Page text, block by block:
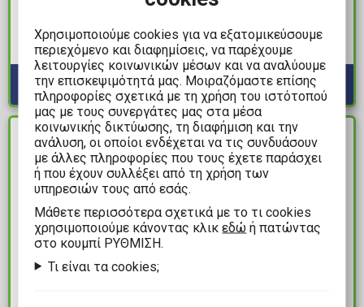
& Gojo Black T-Shirt (L)
Διαθέσιμα: 10+
Friends - Hello Kitty
Fluffy Πορτοφόλι
Διαθέσιμα: 3
ΔΙΑΘΕΣΙΜΟ ΔΙΑΘΕΣΙΜΟ
Χρησιμοποιούμε cookies για να εξατομικεύσουμε
περιεχόμενο και διαφημίσεις, να παρέχουμε
λειτουργίες κοινωνικών μέσων και να αναλύουμε
την επισκεψιμότητά μας. Μοιραζόμαστε επίσης
πληροφορίες σχετικά με τη χρήση του ιστότοπού
μας με τους συνεργάτες μας στα μέσα
κοινωνικής δικτύωσης, τη διαφήμιση και την
ανάλυση, οι οποίοι ενδέχεται να τις συνδυάσουν
με άλλες πληροφορίες που τους έχετε παράσχει
ή που έχουν συλλέξει από τη χρήση των
υπηρεσιών τους από εσάς.
Mάθετε περισσότερα σχετικά με το τι cookies
χρησιμοποιούμε κάνοντας κλικεδώ ή πατώντας
στο κουμπί ΡΥΘΜΙΣΗ.
Τι είναι τα cookies;